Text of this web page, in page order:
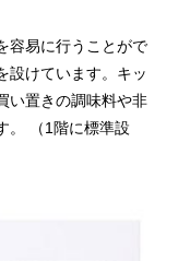
容易に行うことがで
設けています。キッ
い置きの調味料や非
。 （1階に標準設